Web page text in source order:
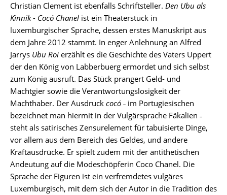
Christian Clement ist ebenfalls Schriftsteller. Den Ubu als
Kinnik - Cocó Chanël ist ein Theaterstück in
luxemburgischer Sprache, dessen erstes Manuskript aus
dem Jahre 2012 stammt. In enger Anlehnung an Alfred
Jarrys Ubu Roi erzählt es die Geschichte des Vaters Uppert
der den König von Labberbuerg ermordet und sich selbst
zum König ausruft. Das Stück prangert Geld- und
Machtgier sowie die Verantwortungslosigkeit der
Machthaber. Der Ausdruck cocó ˗ im Portugiesischen
bezeichnet man hiermit in der Vulgärsprache Fäkalien ˗
steht als satirisches Zensurelement für tabuisierte Dinge,
vor allem aus dem Bereich des Geldes, und andere
Kraftausdrücke. Er spielt zudem mit der antithetischen
Andeutung auf die Modeschöpferin Coco Chanel. Die
Sprache der Figuren ist ein verfremdetes vulgäres
Luxemburgisch, mit dem sich der Autor in die Tradition des